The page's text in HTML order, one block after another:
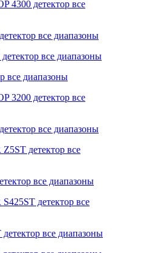
все диапазоны
все диапазоны
все диапазоны
все диапазоны
все диапазоны